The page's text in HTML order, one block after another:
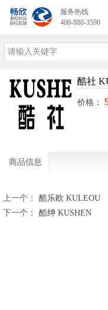
酷社
价格：
商品信息
上一个：
酷乐欧 KULEOU
下一个：
酷绅 KUSHEN
服务热线
400-880-3590